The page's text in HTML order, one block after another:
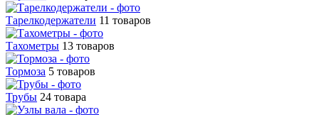
Тарелкодержатели 11 товаров
Тахометры 13 товаров
Тормоза 5 товаров
Трубы 24 товара